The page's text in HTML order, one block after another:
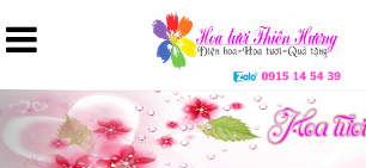
Previous